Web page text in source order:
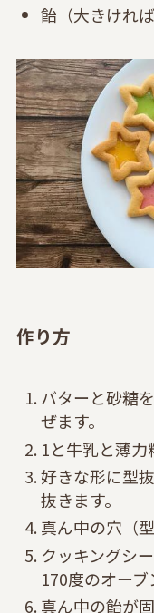
飴（大きければ
作り方
バターと砂糖
ぜます。
1と牛乳と薄力
好きな形に型
抜きます。
真ん中の穴（
クッキングシ
170度のオーブ
真ん中の飴が